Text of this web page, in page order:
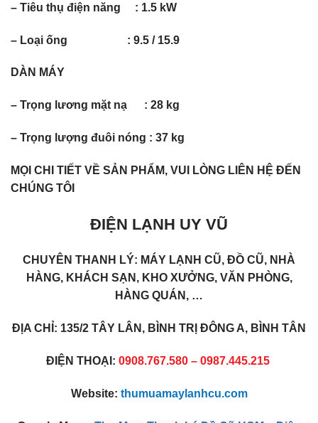
– Tiêu thụ điện năng : 1.5 kW
– Loại ống : 9.5 / 15.9
DÀN MÁY
– Trọng lương mặt nạ : 28 kg
– Trọng lượng đuôi nóng : 37 kg
MỌI CHI TIẾT VỀ SẢN PHẨM, VUI LÒNG LIÊN HỆ ĐẾN
CHÚNG TÔI
ĐIỆN LẠNH UY VŨ
CHUYÊN THANH LÝ: MÁY LẠNH CŨ, ĐỒ CŨ, NHÀ
HÀNG, KHÁCH SẠN, KHO XƯỞNG, VĂN PHÒNG,
HÀNG QUÁN, …
ĐỊA CHỈ: 135/2 TÂY LÂN, BÌNH TRỊ ĐÔNG A, BÌNH TÂN
ĐIỆN THOẠI: 0908.767.580 – 0987.445.215
Website: thumuamaylanhcu.com